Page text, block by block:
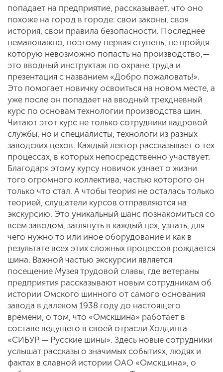
попадает на предприятие, рассказывает, что оно
похоже на город в городе: свои законы, своя
история, свои правила безопасности. Последнее
немаловажно, поэтому первая ступень, не пройдя
которую невозможно попасть на производство,—
это вводный инструктаж по охране труда и
презентация с названием «Добро пожаловать!».
Это помогает новичку освоиться на новом месте, а
уже после он попадает на вводный трехдневный
курс по основам технологии производства шин.
Читают этот курс не только сотрудники кадровой
службы, но и специалисты, технологи из разных
заводских цехов. Каждый лектор рассказывает о тех
процессах, в которых непосредственно участвует.
Благодаря этому курсу новичок узнает о жизни
того огромного коллектива, частью которого он
только что стал. А чтобы теория не осталась только
теорией, слушатели курсов отправляются на
экскурсию. Это уникальный шанс познакомиться со
всем заводом, заглянуть в каждый цех, узнать, для
чего нужно то или иное оборудование и как в
результате всех этих сложных процессов рождается
шина. Важной частью экскурсии является
посещение Музея трудовой славы, где ветераны
предприятия рассказывают новым сотрудникам об
истории Омского шинного от самого основания
завода в далеком 1938 году до настоящего
времени, о том, что «Омскшина» работает в
составе ведущего в своей отрасли Холдинга
«СИБУР — Русские шины». Здесь новые сотрудники
услышат рассказы о значимых событиях, людях и
фактах в славной истории ОАО «Омскшина», о